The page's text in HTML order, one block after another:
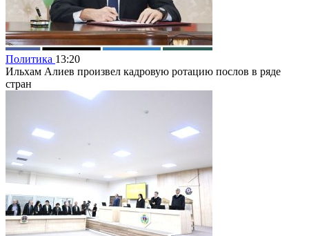
Политика 13:20
Ильхам Алиев произвел кадровую ротацию послов в ряде
стран